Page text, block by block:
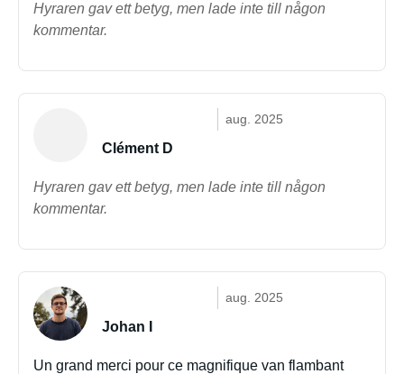
Hyraren gav ett betyg, men lade inte till någon
kommentar.
aug. 2025
Clément D
Hyraren gav ett betyg, men lade inte till någon
kommentar.
aug. 2025
Johan I
Un grand merci pour ce magnifique van flambant